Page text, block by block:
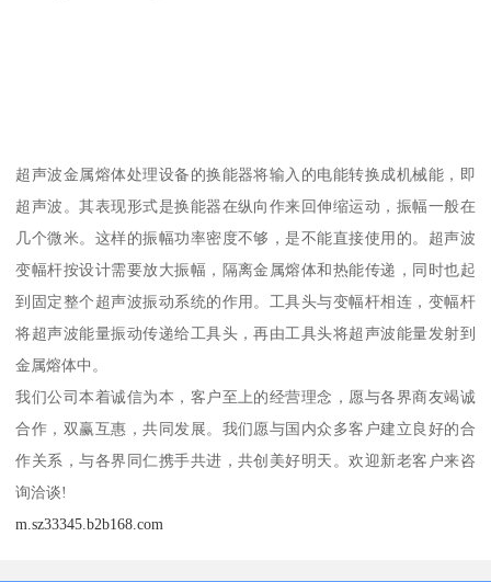
超声波金属熔体处理设备的换能器将输入的电能转换成机械能，即
超声波。其表现形式是换能器在纵向作来回伸缩运动，振幅一般在
几个微米。这样的振幅功率密度不够，是不能直接使用的。超声波
变幅杆按设计需要放大振幅，隔离金属熔体和热能传递，同时也起
到固定整个超声波振动系统的作用。工具头与变幅杆相连，变幅杆
将超声波能量振动传递给工具头，再由工具头将超声波能量发射到
金属熔体中。
我们公司本着诚信为本，客户至上的经营理念，愿与各界商友竭诚
合作，双赢互惠，共同发展。我们愿与国内众多客户建立良好的合
作关系，与各界同仁携手共进，共创美好明天。欢迎新老客户来咨
询洽谈!
m.sz33345.b2b168.com